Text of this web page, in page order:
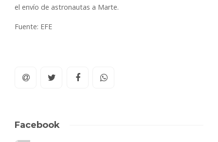
el envío de astronautas a Marte.
Fuente: EFE
Facebook